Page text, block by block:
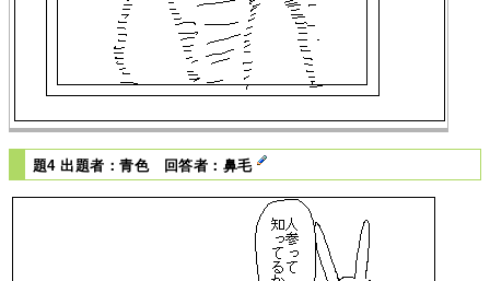
題4 出題者：青色 回答者：鼻毛